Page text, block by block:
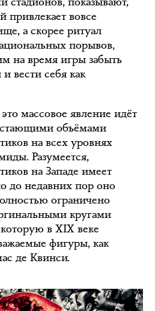
привлекает вовсе
а скорее ритуал
порывов,
на время игры забыть
вести себя как
массовое явление идёт
объёмами
на всех уровнях
Разумеется,
на Западе имеет
до недавних пор оно
ограничено
кругами
в XIX веке
фигуры, как
де Квинси.